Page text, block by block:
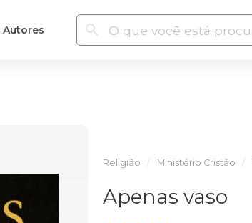
Autores
Religião Ministério Cristão
Apenas vaso